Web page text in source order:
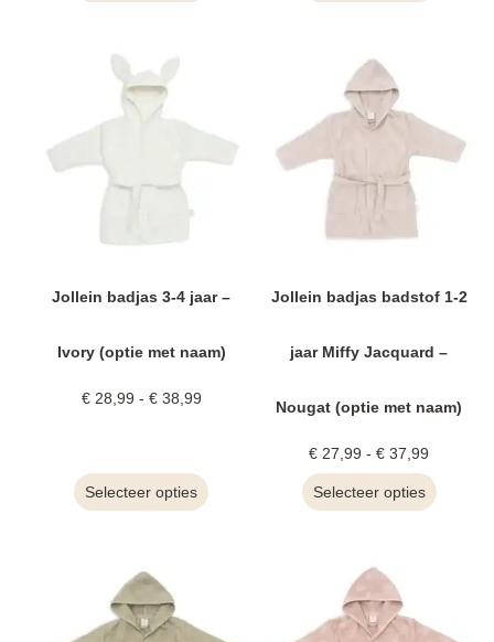
Jollein badjas 3-4 jaar –
Ivory (optie met naam)
€28,99 - €38,99
Selecteer opties
Jollein badjas badstof 1-2
jaar Miffy Jacquard –
Nougat (optie met naam)
€ 27,99 - € 37,99
Selecteer opties